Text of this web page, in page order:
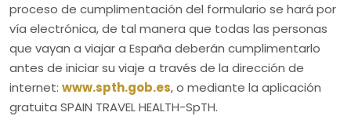
proceso de cumplimentación del formulario se hará por
vía electrónica, de tal manera que todas las personas
que vayan a viajar a España deberán cumplimentarlo
antes de iniciar su viaje a través de la dirección de
internet: www.spth.gob.es, o mediante la aplicación
gratuita SPAIN TRAVEL HEALTH-SpTH.